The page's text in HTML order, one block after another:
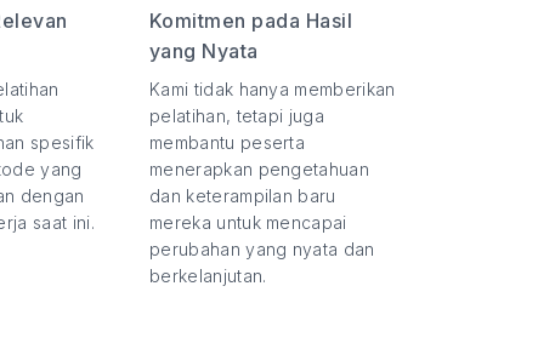
spesifik
yang
dengan
saat ini.
Komitmen pada Hasil
yang Nyata
Kami tidak hanya memberikan
pelatihan, tetapi juga
membantu peserta
menerapkan pengetahuan
dan keterampilan baru
mereka untuk mencapai
perubahan yang nyata dan
berkelanjutan.